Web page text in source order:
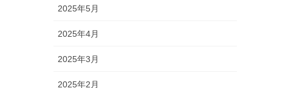
2025年5月
2025年4月
2025年3月
2025年2月